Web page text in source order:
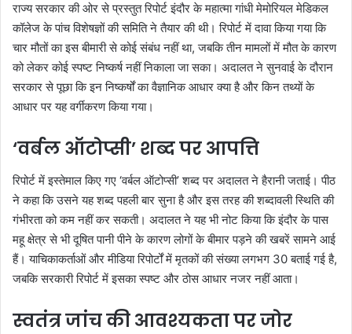
राज्य सरकार की ओर से प्रस्तुत रिपोर्ट इंदौर के महात्मा गांधी मेमोरियल मेडिकल
कॉलेज के पांच विशेषज्ञों की समिति ने तैयार की थी। रिपोर्ट में दावा किया गया कि
चार मौतों का इस बीमारी से कोई संबंध नहीं था, जबकि तीन मामलों में मौत के कारण
को लेकर कोई स्पष्ट निष्कर्ष नहीं निकाला जा सका। अदालत ने सुनवाई के दौरान
सरकार से पूछा कि इन निष्कर्षों का वैज्ञानिक आधार क्या है और किन तथ्यों के
आधार पर यह वर्गीकरण किया गया।
‘वर्बल ऑटोप्सी’ शब्द पर आपत्ति
रिपोर्ट में इस्तेमाल किए गए ‘वर्बल ऑटोप्सी’ शब्द पर अदालत ने हैरानी जताई। पीठ
ने कहा कि उसने यह शब्द पहली बार सुना है और इस तरह की शब्दावली स्थिति की
गंभीरता को कम नहीं कर सकती। अदालत ने यह भी नोट किया कि इंदौर के पास
महू क्षेत्र से भी दूषित पानी पीने के कारण लोगों के बीमार पड़ने की खबरें सामने आई
हैं। याचिकाकर्ताओं और मीडिया रिपोर्टों में मृतकों की संख्या लगभग 30 बताई गई है,
जबकि सरकारी रिपोर्ट में इसका स्पष्ट और ठोस आधार नजर नहीं आता।
स्वतंत्र जांच की आवश्यकता पर जोर